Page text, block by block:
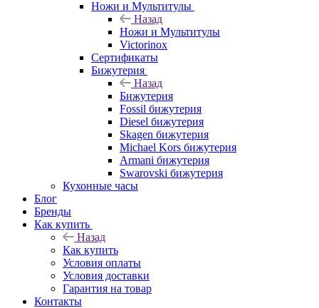
Ножи и Мультитулы
Назад
Ножи и Мультитулы
Victorinox
Сертификаты
Бижутерия
Назад
Бижутерия
Fossil бижутерия
Diesel бижутерия
Skagen бижутерия
Michael Kors бижутерия
Armani бижутерия
Swarovski бижутерия
Кухонные часы
Блог
Бренды
Как купить
Назад
Как купить
Условия оплаты
Условия доставки
Гарантия на товар
Контакты